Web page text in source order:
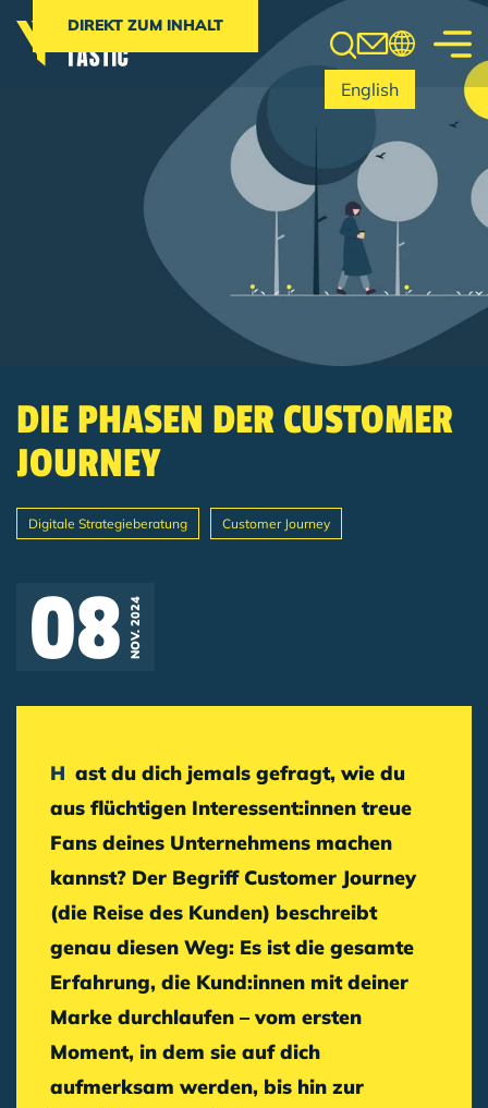
DIREKT ZUM INHALT
English
Search
DIE PHASEN DER CUSTOMER
JOURNEY
Digitale Strategieberatung Customer Journey
08NOV. 2024
Hast du dich jemals gefragt, wie du
aus flüchtigen Interessent:innen treue
Fans deines Unternehmens machen
kannst? Der BegriffCustomer Journey
(die Reise des Kunden) beschreibt
genau diesen Weg: Es ist die gesamte
Erfahrung, die Kund:innen mit deiner
Marke durchlaufen – vom ersten
Moment, in dem sie auf dich
aufmerksam werden, bis hin zur